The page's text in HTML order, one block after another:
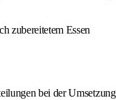
zubereitetem Essen
bei der Umsetzung